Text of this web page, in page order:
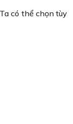
có thể chọn tùy